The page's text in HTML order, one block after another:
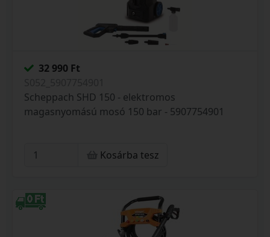
32 990 Ft
Scheppach SHD 150 - elektromos
magasnyomású mosó 150 bar - 5907754901
Kosárba tesz